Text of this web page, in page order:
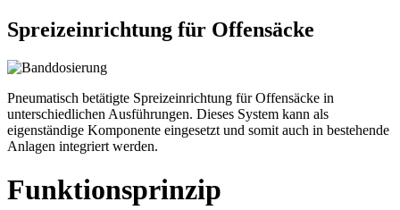
Spreizeinrichtung für Offensäcke
Pneumatisch betätigte Spreizeinrichtung für Offensäcke in
unterschiedlichen Ausführungen. Dieses System kann als
eigenständige Komponente eingesetzt und somit auch in bestehende
Anlagen integriert werden.
Funktionsprinzip